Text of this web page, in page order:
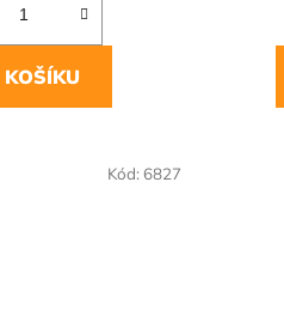
Kód: 6827